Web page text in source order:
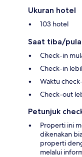
Ukuran hotel
103 hotel
Saat tiba/
Check-in
Check-in
Waktu
Check-out
Petunjuk
Properti ini
dikenakan
properti
melalui